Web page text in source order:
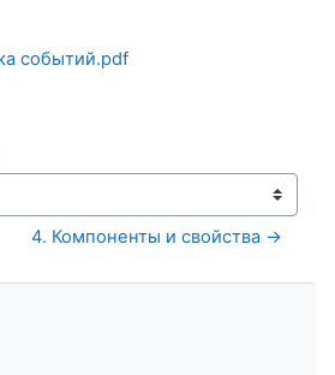
событий.pdf
4. Компоненты и свойства →